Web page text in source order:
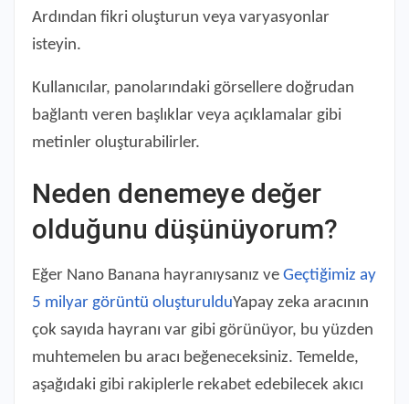
Ardından fikri oluşturun veya varyasyonlar
isteyin.
Kullanıcılar, panolarındaki görsellere doğrudan
bağlantı veren başlıklar veya açıklamalar gibi
metinler oluşturabilirler.
Neden denemeye değer
olduğunu düşünüyorum?
Eğer Nano Banana hayranıysanız ve Geçtiğimiz ay
5 milyar görüntü oluşturulduYapay zeka aracının
çok sayıda hayranı var gibi görünüyor, bu yüzden
muhtemelen bu aracı beğeneceksiniz. Temelde,
aşağıdaki gibi rakiplerle rekabet edebilecek akıcı